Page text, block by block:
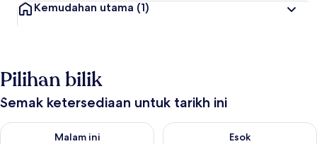
Kemudahan utama (1)
Pilihan bilik
Semak ketersediaan untuk tarikh ini
Malam ini
Semak ketersediaan untuk malam ini Ogo 6 - Ogo 7
Esok
Semak ketersediaan untuk